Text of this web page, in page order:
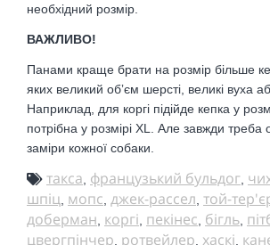
необхідний розмір.
ВАЖЛИВО!
Панами краще брати на розмір більше
яких великий обʼєм шерсті, великі вуха
Наприклад, для коргі підійде кепка у
потрібна у розмірі XL. Але завжди треба
заміри кожної собаки.
такса французький бульдог
шпіц мопс джек-рассел той-
доберман коргі пекінес бігль
цвергпінчер ротвейлер хаскі